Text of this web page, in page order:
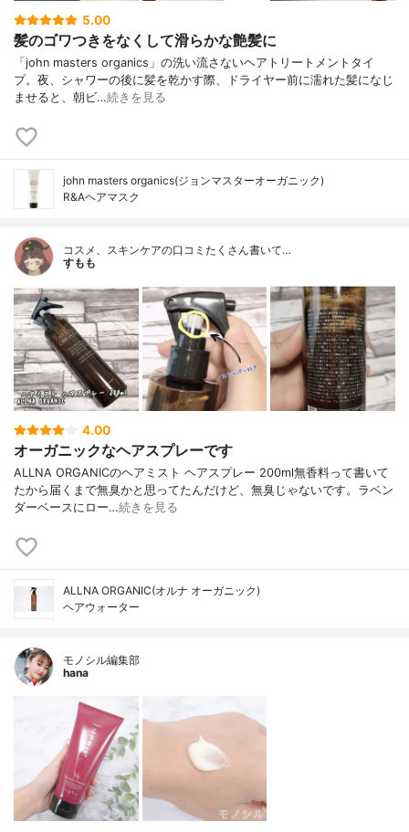
5.00
髪のゴワつきをなくして滑らかな艶髪に
「john masters organics」の洗い流さないヘアトリートメントタイ
プ。夜、シャワーの後に髪を乾かす際、ドライヤー前に濡れた髪になじ
ませると、朝ビ…続きを見る
john masters organics(ジョンマスターオーガニック)
R&Aヘアマスク
コスメ、スキンケアの口コミたくさん書いて…
すもも
4.00
オーガニックなヘアスプレーです
ALLNA ORGANICのヘアミスト ヘアスプレー 200ml無香料って書いて
たから届くまで無臭かと思ってたんだけど、無臭じゃないです。ラベン
ダーベースにロー…続きを見る
ALLNA ORGANIC(オルナ オーガニック)
ヘアウォーター
モノシル編集部
hana